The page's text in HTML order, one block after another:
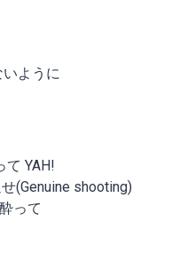
ように
YAH!
(Genuine shooting)
って